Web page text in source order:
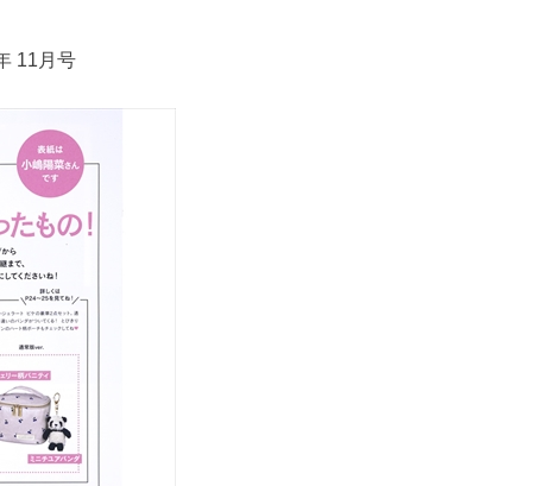
11月号